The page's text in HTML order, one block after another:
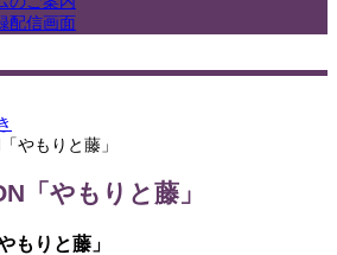
配信画面
やもりと藤」
「やもりと藤」
もりと藤」